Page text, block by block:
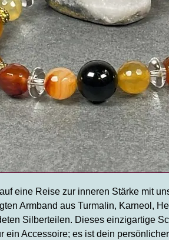
eine Reise zur inneren Stärke mit
Armband aus Turmalin, Karneol,
Silberteilen. Dieses einzigartige
ein Accessoire; es ist dein